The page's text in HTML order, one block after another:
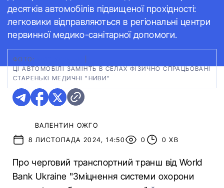
десятків автомобілів підвищеної прохідності:
легковики відправляються в регіональні центри
первинної медико-санітарної допомоги.
ФОТО:
ЦІ АВТОМОБІЛІ ЗАМІНТЬ В СЕЛАХ ФІЗИЧНО СПРАЦЬОВАНІ
СТАРЕНЬКІ МЕДИЧНІ "НИВИ"
ВАЛЕНТИН ОЖГО
8 ЛИСТОПАДА 2024, 14:50
0 0 ХВ
Про черговий транспортний транш від World
Bank Ukraine "Зміцнення системи охорони